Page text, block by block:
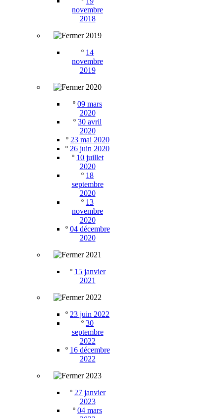
novembre
2018
2019
º 14
novembre
2019
2020
º 09 mars
2020
º 30 avril
2020
º 23 mai 2020
º 26 juin 2020
º 10 juillet
2020
º 18
septembre
2020
º 13
novembre
2020
º 04 décembre
2020
2021
º 15 janvier
2021
2022
º 23 juin 2022
º 30
septembre
2022
º 16 décembre
2022
2023
º 27 janvier
2023
º 04 mars